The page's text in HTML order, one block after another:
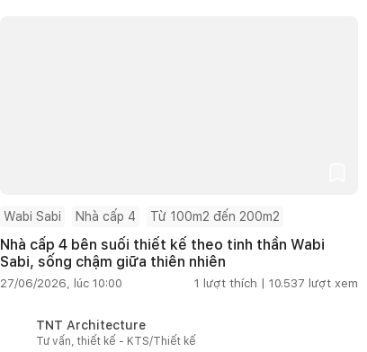
Wabi Sabi Nhà cấp 4 Từ 100m2 đến 200m2
Nhà cấp 4 bên suối thiết kế theo tinh thần Wabi
Sabi, sống chậm giữa thiên nhiên
27/06/2026, lúc 10:00 1 lượt thích | 10.537 lượt xem
TNT Architecture
Tư vấn, thiết kế - KTS/Thiết kế